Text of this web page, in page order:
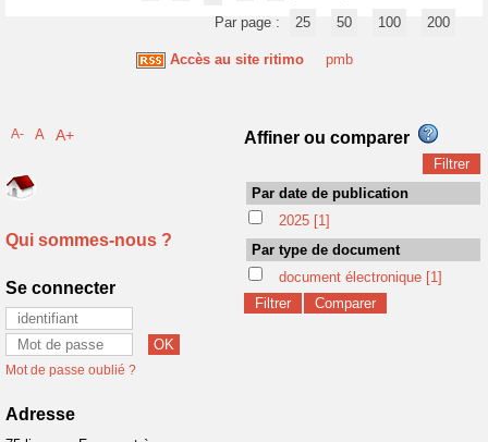
Par page :
25 50 100 200
Accès au site ritimo pmb
A- A A+
Qui sommes-nous ?
Se connecter
Mot de passe oublié ?
Adresse
Affiner ou comparer
Par date de publication
2025 [1]
Par type de document
document électronique [1]